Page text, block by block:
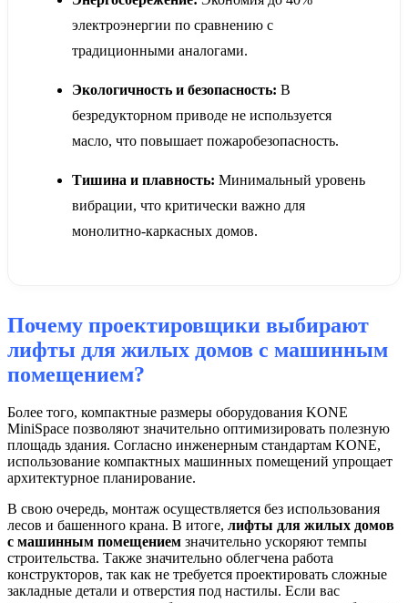
электроэнергии по сравнению с
традиционными аналогами.
Экологичность и безопасность: В
безредукторном приводе не используется
масло, что повышает пожаробезопасность.
Тишина и плавность: Минимальный уровень
вибрации, что критически важно для
монолитно-каркасных домов.
Почему проектировщики выбирают
лифты для жилых домов с машинным
помещением?
Более того, компактные размеры оборудования KONE
MiniSpace позволяют значительно оптимизировать полезную
площадь здания. Согласно инженерным стандартам KONE,
использование компактных машинных помещений упрощает
архитектурное планирование.
В свою очередь, монтаж осуществляется без использования
лесов и башенного крана. В итоге, лифты для жилых домов
с машинным помещением значительно ускоряют темпы
строительства. Также значительно облегчена работа
конструкторов, так как не требуется проектировать сложные
закладные детали и отверстия под настилы. Если вас